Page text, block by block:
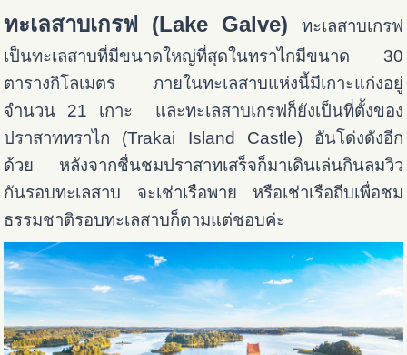
ทะเลสาบเกรฟ (Lake Galve)
ทะเลสาบเกรฟ
เป็นทะเลสาบที่มีขนาดใหญ่ที่สุดในทราไกมีขนาด 30
ตารางกิโลเมตร ภายในทะเลสาบแห่งนี้มีเกาะแก่งอยู่
จำนวน 21 เกาะ และทะเลสาบเกรฟก็ยังเป็นที่ตั้งของ
ปราสาททราไก (Trakai Island Castle) อันโด่งดังอีก
ด้วย หลังจากชื่นชมปราสาทเสร็จก็มาเดินเล่นกินลมวิว
กันรอบทะเลสาบ จะเช่าเรือพาย หรือเช่าเรือถีบเพื่อชม
ธรรมชาติรอบทะเลสาบก็ตามแต่ชอบค่ะ